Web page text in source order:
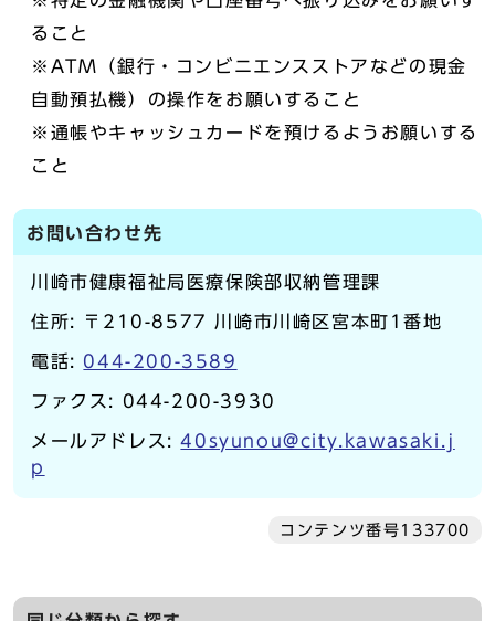
ること
※ATM（銀行・コンビニエンスストアなどの現金
自動預払機）の操作をお願いすること
※通帳やキャッシュカードを預けるようお願いする
こと
お問い合わせ先
川崎市健康福祉局医療保険部収納管理課
住所: 〒210-8577 川崎市川崎区宮本町1番地
電話: 044-200-3589
ファクス: 044-200-3930
メールアドレス:40syunou@city.kawasaki.j
p
コンテンツ番号133700